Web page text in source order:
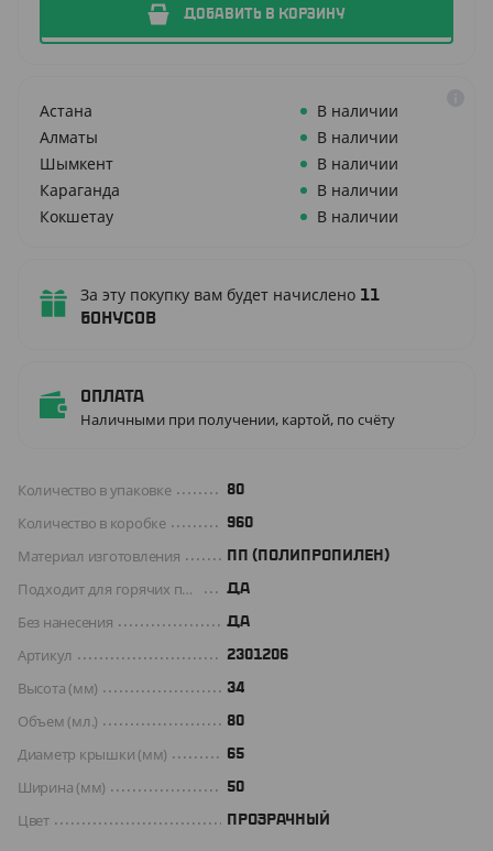
ДОБАВИТЬ В КОРЗИНУ
Астана
В наличии
Алматы
В наличии
Шымкент
В наличии
Караганда
В наличии
Кокшетау
В наличии
За эту покупку вам будет начислено 11
бонусов
Оплата
Наличными при получении, картой, по счёту
Количество в упаковке 80
Количество в коробке 960
Материал изготовления ПП (ПОЛИПРОПИЛЕН)
Подходит для горячих продуктов ДА
Без нанесения ДА
Артикул 2301206
Высота (мм) 34
Объем (мл.) 80
Диаметр крышки (мм) 65
Ширина (мм) 50
Цвет ПРОЗРАЧНЫЙ